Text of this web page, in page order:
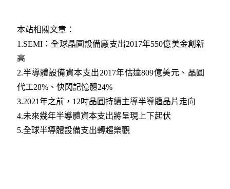
本站相關文章：
1.SEMI：全球晶圓設備廠支出2017年550億美金創新
高
2.半導體設備資本支出2017年估達809億美元、晶圓
代工28%、快閃記憶體24%
3.2021年之前，12吋晶圓持續主導半導體晶片走向
4.未來幾年半導體資本支出將呈現上下起伏
5.全球半導體設備支出轉趨樂觀